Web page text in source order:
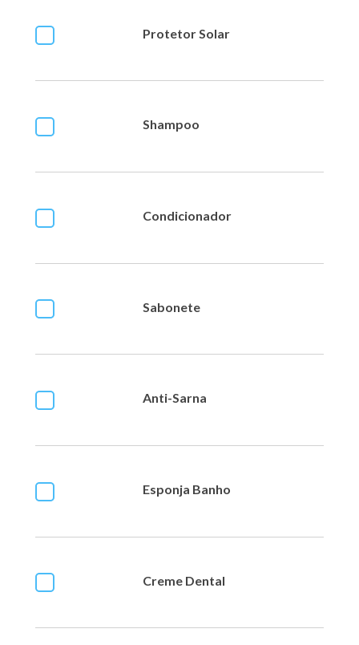
Protetor Solar
Shampoo
Condicionador
Sabonete
Anti-Sarna
Esponja Banho
Creme Dental